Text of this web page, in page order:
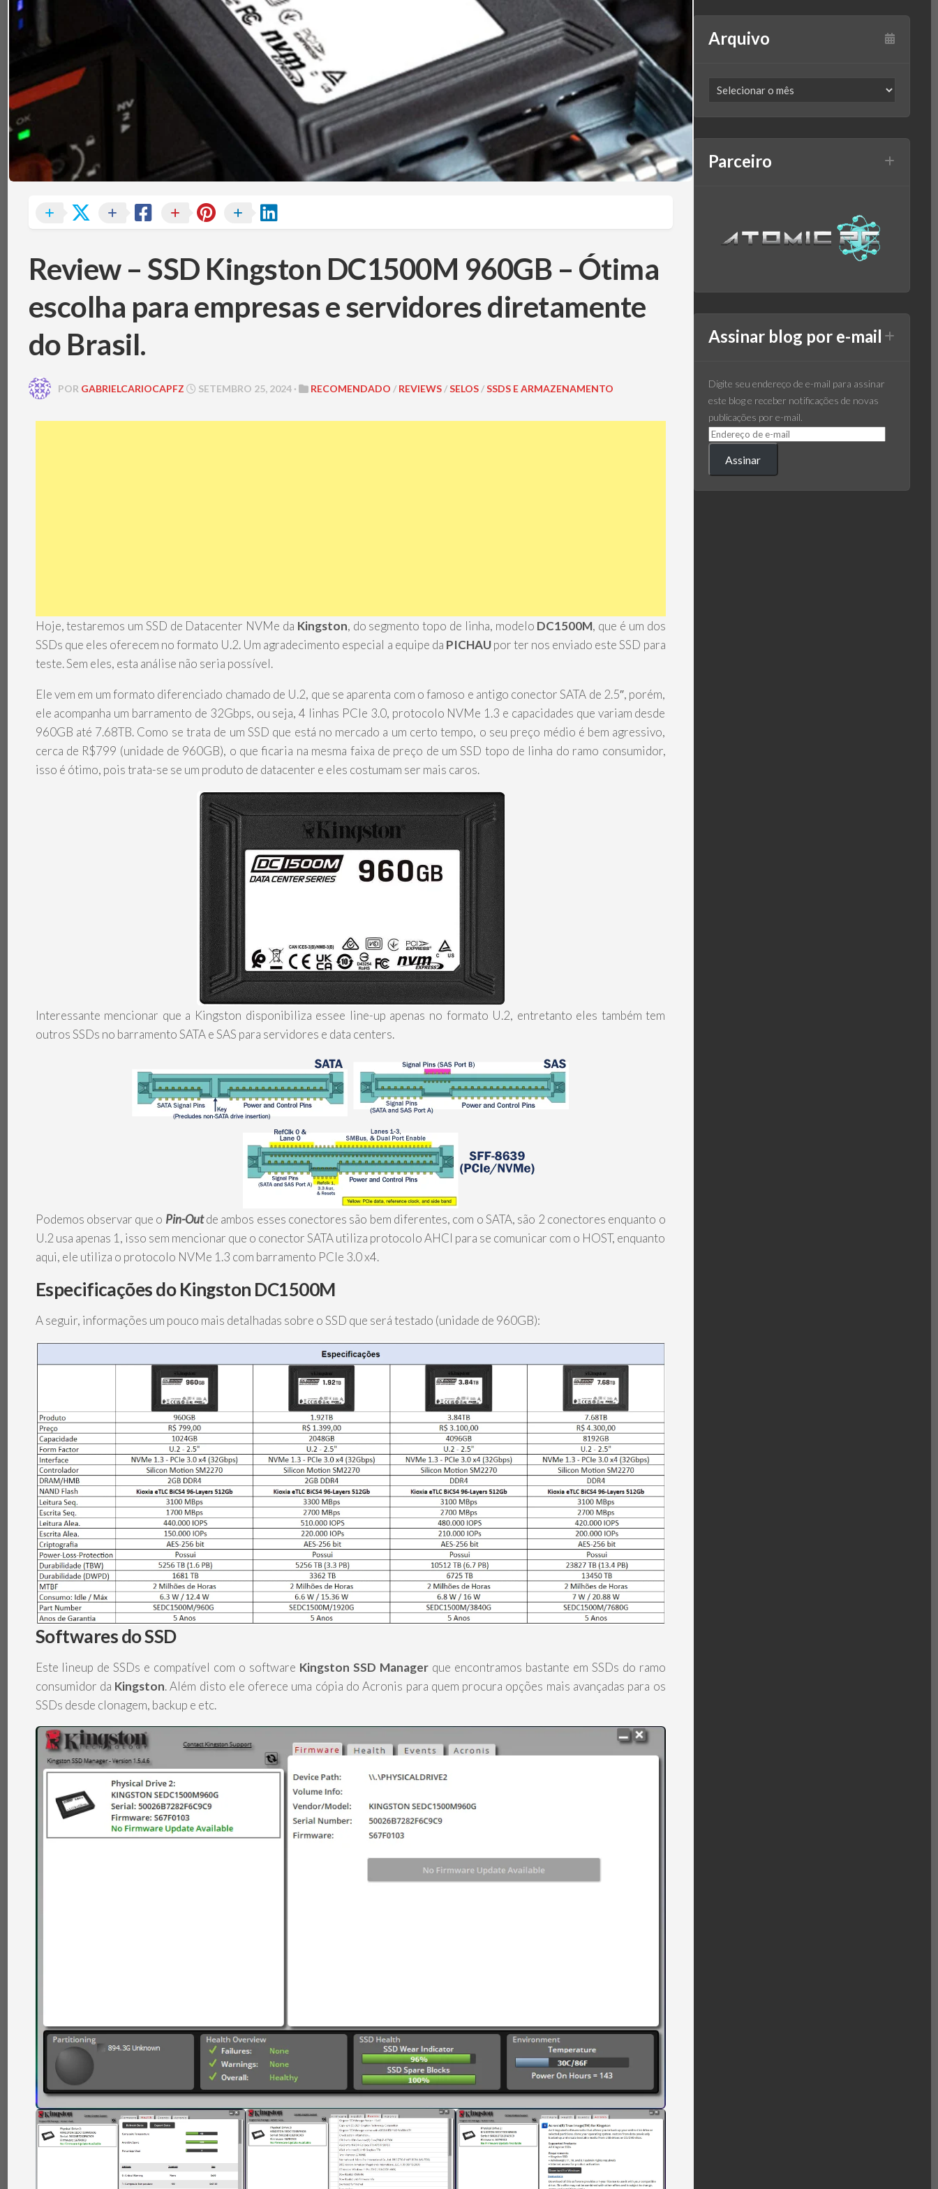
V
POWERBOARD
TEC
(PELTIER)
MEMÓRIAS
NOTEBOOKS
PLACAS-
MÃE
SISTEMAS
VGAS
Review – SSD Kingston DC1500M 960GB – Ótima
escolha para empresas e servidores diretamente
do Brasil.
POR GABRIELCARIOCAPFZ SETEMBRO 25, 2024 · RECOMENDADO / REVIEWS/SELOS/SSDS E ARMAZENAMENTO
Hoje, testaremos um SSD de Datacenter NVMe da Kingston, do segmento topo de linha, modelo DC1500M, que é um dos
SSDs que eles oferecem no formato U.2. Um agradecimento especial a equipe da PICHAUpor ter nos enviado este SSD para
teste. Sem eles, esta análise não seria possível.
Ele vem em um formato diferenciado chamado de U.2, que se aparenta com o famoso e antigo conector SATA de 2.5″, porém,
ele acompanha um barramento de 32Gbps, ou seja, 4 linhas PCIe 3.0, protocolo NVMe 1.3 e capacidades que variam desde
960GB até 7.68TB. Como se trata de um SSD que está no mercado a um certo tempo, o seu preço médio é bem agressivo,
cerca de R$799 (unidade de 960GB), o que ficaria na mesma faixa de preço de um SSD topo de linha do ramo consumidor,
isso é ótimo, pois trata-se se um produto de datacenter e eles costumam ser mais caros.
Interessante mencionar que a Kingston disponibiliza essee line-up apenas no formato U.2, entretanto eles também tem
outros SSDs no barramento SATA e SAS para servidores e data centers.
Podemos observar que o Pin-Outde ambos esses conectores são bem diferentes, com o SATA, são 2 conectores enquanto o
U.2 usa apenas 1, isso sem mencionar que o conector SATA utiliza protocolo AHCI para se comunicar com o HOST, enquanto
aqui, ele utiliza o protocolo NVMe 1.3 com barramento PCIe 3.0 x4.
Especificações do Kingston DC1500M
A seguir, informações um pouco mais detalhadas sobre o SSD que será testado (unidade de 960GB):
Softwares do SSD
Este lineup de SSDs e compatível com o software Kingston SSD Managerque encontramos bastante em SSDs do ramo
consumidor da Kingston. Além disto ele oferece uma cópia do Acronis para quem procura opções mais avançadas para os
SSDs desde clonagem, backup e etc.
Arquivo
Parceiro
Assinar blog por e-mail
Digite seu endereço de e-mail para assinar
este blog e receber notificações de novas
publicações por e-mail.
Assinar